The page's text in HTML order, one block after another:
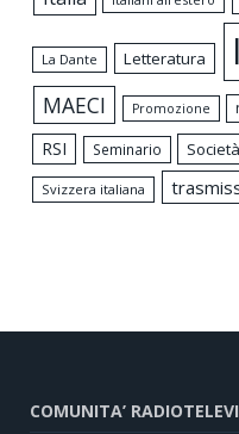
La Dante Letteratura
MAECI Promozione
RSI
Seminario
Svizzera italiana
COMUNITA’